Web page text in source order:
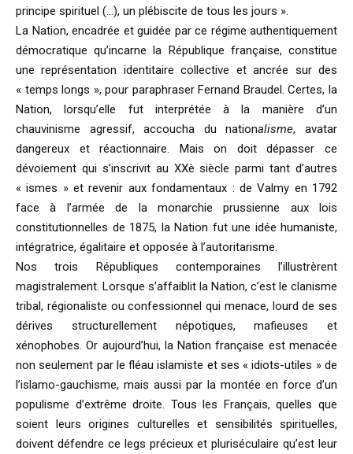
principe spirituel (…), un plébiscite de tous les jours ».
La Nation, encadrée et guidée par ce régime authentiquement
démocratique qu’incarne la République française, constitue
une représentation identitaire collective et ancrée sur des
« temps longs », pour paraphraser Fernand Braudel. Certes, la
Nation, lorsqu’elle fut interprétée à la manière d’un
chauvinisme agressif, accoucha du nationalisme, avatar
dangereux et réactionnaire. Mais on doit dépasser ce
dévoiement qui s’inscrivit au XXè siècle parmi tant d’autres
« ismes » et revenir aux fondamentaux : de Valmy en 1792
face à l’armée de la monarchie prussienne aux lois
constitutionnelles de 1875, la Nation fut une idée humaniste,
intégratrice, égalitaire et opposée à l’autoritarisme.
Nos trois Républiques contemporaines l’illustrèrent
magistralement. Lorsque s’affaiblit la Nation, c’est le clanisme
tribal, régionaliste ou confessionnel qui menace, lourd de ses
dérives structurellement népotiques, mafieuses et
xénophobes. Or aujourd’hui, la Nation française est menacée
non seulement par le fléau islamiste et ses « idiots-utiles » de
l’islamo-gauchisme, mais aussi par la montée en force d’un
populisme d’extrême droite. Tous les Français, quelles que
soient leurs origines culturelles et sensibilités spirituelles,
doivent défendre ce legs précieux et pluriséculaire qu’est leur